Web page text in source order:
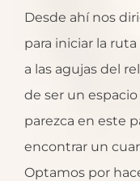
Desde ahí nos
para iniciar la
a las agujas del
de ser un
parezca en este
encontrar un
Optamos por